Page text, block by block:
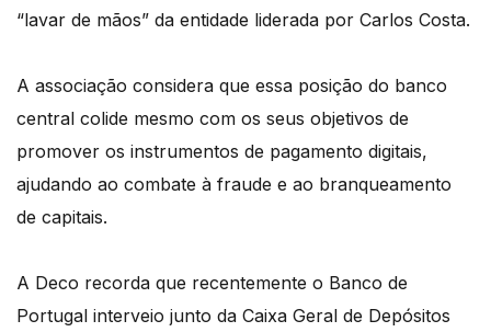
“lavar de mãos” da entidade liderada por Carlos Costa.
A associação considera que essa posição do banco
central colide mesmo com os seus objetivos de
promover os instrumentos de pagamento digitais,
ajudando ao combate à fraude e ao branqueamento
de capitais.
A Deco recorda que recentemente o Banco de
Portugal interveio junto da Caixa Geral de Depósitos